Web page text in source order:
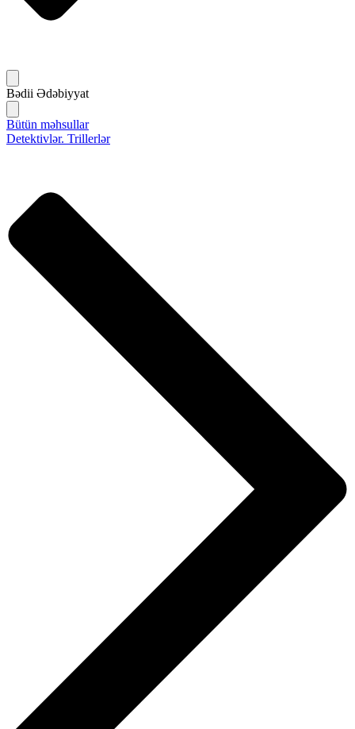
Bədii Ədəbiyyat
Bütün məhsullar
Detektivlər. Trillerlər